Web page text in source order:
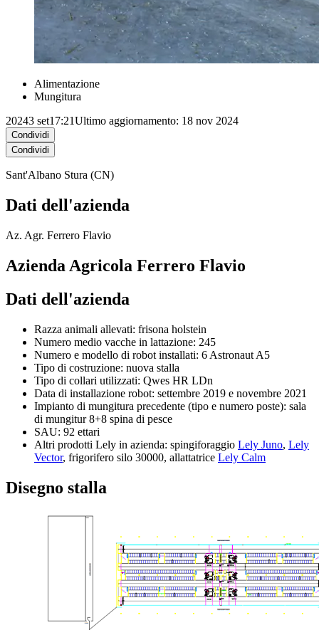
Alimentazione
Mungitura
20243 set17:21Ultimo aggiornamento: 18 nov 2024
Condividi
Condividi
Sant'Albano Stura (CN)
Dati dell'azienda
Az. Agr. Ferrero Flavio
Azienda Agricola Ferrero Flavio
Dati dell'azienda
Razza animali allevati: frisona holstein
Numero medio vacche in lattazione: 245
Numero e modello di robot installati: 6 Astronaut A5
Tipo di costruzione: nuova stalla
Tipo di collari utilizzati: Qwes HR LDn
Data di installazione robot: settembre 2019 e novembre 2021
Impianto di mungitura precedente (tipo e numero poste): sala
di mungitur 8+8 spina di pesce
SAU: 92 ettari
Altri prodotti Lely in azienda: spingiforaggio Lely Juno, Lely
Vector, frigorifero silo 30000, allattatrice Lely Calm
Disegno stalla